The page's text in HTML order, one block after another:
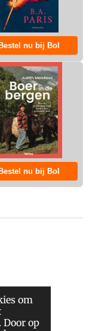
om
Door op
Bestel nu bij Bol
Bestel nu bij Bol